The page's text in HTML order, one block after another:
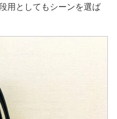
用としてもシーンを選ば